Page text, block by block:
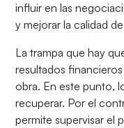
influir en las
y mejorar la calidad
La trampa que hay
resultados
obra. En este punto,
recuperar. Por el
permite supervisar el